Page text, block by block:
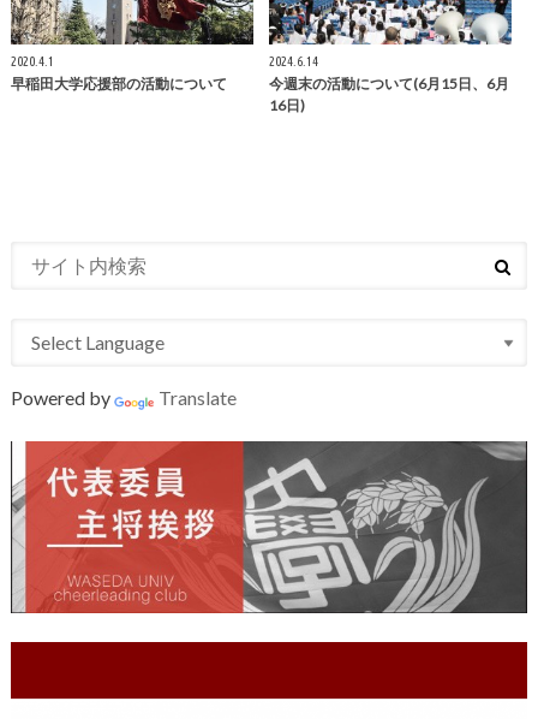
2020.4.1
早稲田大学応援部の活動について
2024.6.14
今週末の活動について(6月15日、6月
16日)
Powered by Translate